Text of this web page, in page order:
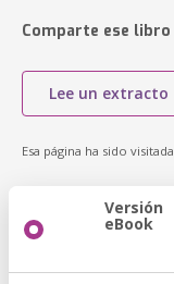
Comparte ese libro
Lee un extracto
Esa página ha sido visitada
Versión
eBook